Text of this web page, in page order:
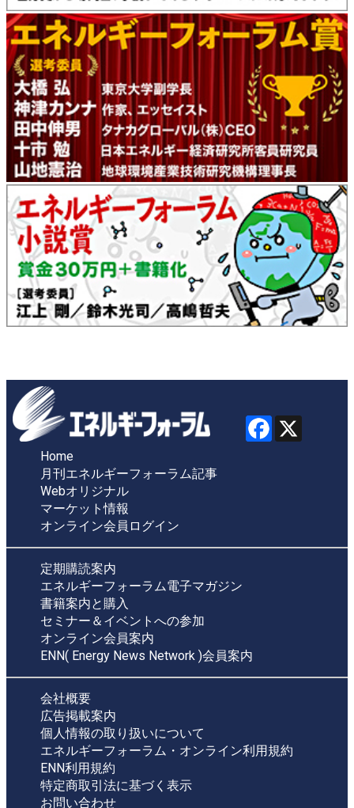
Home
月刊エネルギーフォーラム記事
Webオリジナル
マーケット情報
オンライン会員ログイン
定期購読案内
エネルギーフォーラム電子マガジン
書籍案内と購入
セミナー＆イベントへの参加
オンライン会員案内
ENN( Energy News Network )会員案内
会社概要
広告掲載案内
個人情報の取り扱いについて
エネルギーフォーラム・オンライン利用規約
ENN利用規約
特定商取引法に基づく表示
お問い合わせ